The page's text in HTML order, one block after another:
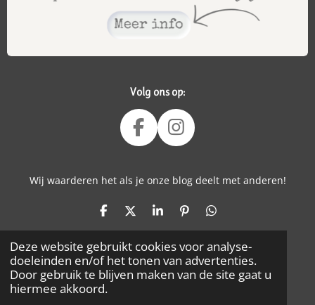
Deze website gebruikt cookies voor analyse-
doeleinden en/of het tonen van advertenties.
Door gebruik te blijven maken van de site gaat u
hiermee akkoord.
Volg ons op:
F
A
E
O
K
I
N
T
A
G
R
A
M
Wij waarderen het als je onze blog deelt met anderen!
D
E
E
N
D
E
L
S
H
A
R
E
P
I
N
E
N
D
E
E
N
Op onze website kun je affiliatielinks tegenkomen.
Makkelijk voor jou en leuk voor ons :-)